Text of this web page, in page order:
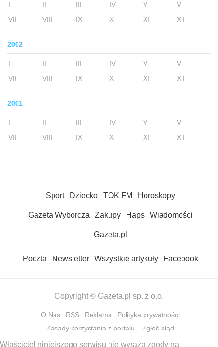
I II III IV V
VI
VII
VIII IX X XI XII
2002
I II III IV V
VI
VII
VIII IX X XI XII
2001
I II III IV V
VI
VII
VIII IX X XI XII
Sport Dziecko TOK FM Horoskopy
Gazeta Wyborcza Zakupy Haps Wiadomości
Gazeta.pl
Poczta Newsletter Wszystkie artykuły Facebook
Copyright © Gazeta.pl sp. z o.o.
O Nas RSS Reklama
Polityka prywatności
Zasady korzystania z portalu
Zgłoś błąd
Właściciel niniejszego serwisu nie wyraża zgody na